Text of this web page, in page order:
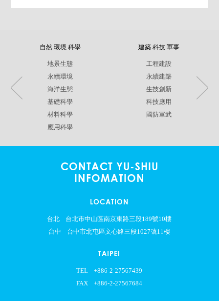
自然 環境 科學
地景生態
永續環境
海洋生態
基礎科學
材料科學
應用科學
建築 科技 軍事
工程建設
永續建築
生技創新
科技應用
國防軍武
CONTACT YU-SHIU
INFOMATION
LOCATION
台北
台北市中山區南京東路三段189號10樓
台中
台中市北屯區文心路三段1027號11樓
TAIPEI
TEL
+886-2-27567439
FAX
+886-2-27567684